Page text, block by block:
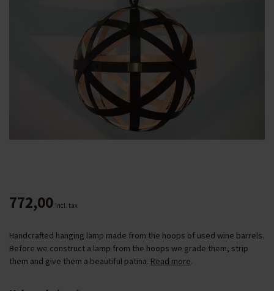
772,00 Incl. tax
Handcrafted hanging lamp made from the hoops of used wine barrels.
Before we construct a lamp from the hoops we grade them, strip
them and give them a beautiful patina. Read more.